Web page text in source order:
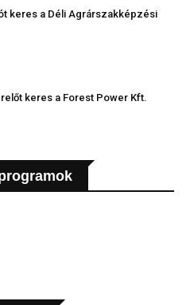
keres a Déli Agrárszakképzési
keres a Forest Power Kft.